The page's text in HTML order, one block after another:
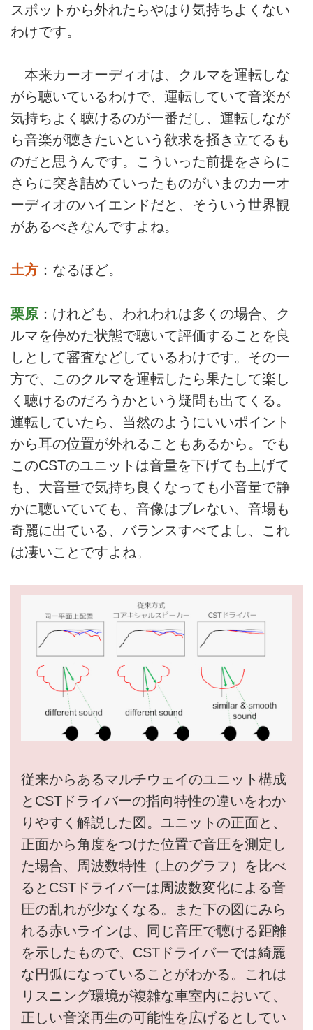
スポットから外れたらやはり気持ちよくない
わけです。
本来カーオーディオは、クルマを運転しな
がら聴いているわけで、運転していて音楽が
気持ちよく聴けるのが一番だし、運転しなが
ら音楽が聴きたいという欲求を掻き立てるも
のだと思うんです。こういった前提をさらに
さらに突き詰めていったものがいまのカーオ
ーディオのハイエンドだと、そういう世界観
があるべきなんですよね。
土方 ：なるほど。
栗原 ：けれども、われわれは多くの場合、ク
ルマを停めた状態で聴いて評価することを良
しとして審査などしているわけです。その一
方で、このクルマを運転したら果たして楽し
く聴けるのだろうかという疑問も出てくる。
運転していたら、当然のようにいいポイント
から耳の位置が外れることもあるから。でも
このCSTのユニットは音量を下げても上げて
も、大音量で気持ち良くなっても小音量で静
かに聴いていても、音像はブレない、音場も
奇麗に出ている、バランスすべてよし、これ
は凄いことですよね。
従来からあるマルチウェイのユニット構成
とCSTドライバーの指向特性の違いをわか
りやすく解説した図。ユニットの正面と、
正面から角度をつけた位置で音圧を測定し
た場合、周波数特性（上のグラフ）を比べ
るとCSTドライバーは周波数変化による音
圧の乱れが少なくなる。また下の図にみら
れる赤いラインは、同じ音圧で聴ける距離
を示したもので、CSTドライバーでは綺麗
な円弧になっていることがわかる。これは
リスニング環境が複雑な車室内において、
正しい音楽再生の可能性を広げるとしてい